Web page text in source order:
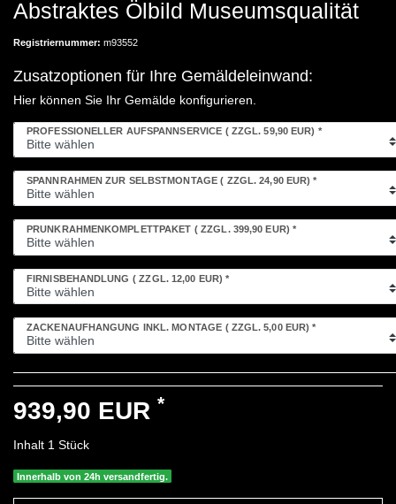
Abstraktes Ölbild Museumsqualität
Registriernummer: m93552
Zusatzoptionen für Ihre Gemäldeleinwand:
Hier können Sie Ihr Gemälde konfigurieren.
PROFESSIONELLER AUFSPANNSERVICE ( ZZGL. 59,90 EUR) *
SPANNRAHMEN ZUR SELBSTMONTAGE ( ZZGL. 24,90 EUR)*
PRUNKRAHMENKOMPLETTPAKET ( ZZGL. 399,90 EUR) *
FIRNISBEHANDLUNG ( ZZGL. 12,00 EUR)*
ZACKENAUFHÄNGUNG INKL. MONTAGE ( ZZGL. 5,00 EUR)*
939,90 EUR *
Inhalt 1 Stück
Innerhalb von 24h versandfertig.